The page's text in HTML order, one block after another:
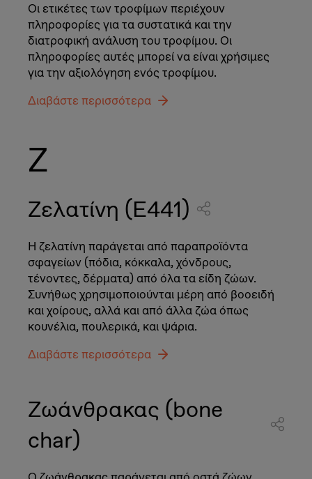
Οι ετικέτες των τροφίμων περιέχουν
πληροφορίες για τα συστατικά και την
διατροφική ανάλυση του τροφίμου. Οι
πληροφορίες αυτές μπορεί να είναι χρήσιμες
για την αξιολόγηση ενός τροφίμου.
Διαβάστε περισσότερα
Ζ
Ζελατίνη (E441)
Η ζελατίνη παράγεται από παραπροϊόντα
σφαγείων (πόδια, κόκκαλα, χόνδρους,
τένοντες, δέρματα) από όλα τα είδη ζώων.
Συνήθως χρησιμοποιούνται μέρη από βοοειδή
και χοίρους, αλλά και από άλλα ζώα όπως
κουνέλια, πουλερικά, και ψάρια.
Διαβάστε περισσότερα
Ζωάνθρακας (bone
char)